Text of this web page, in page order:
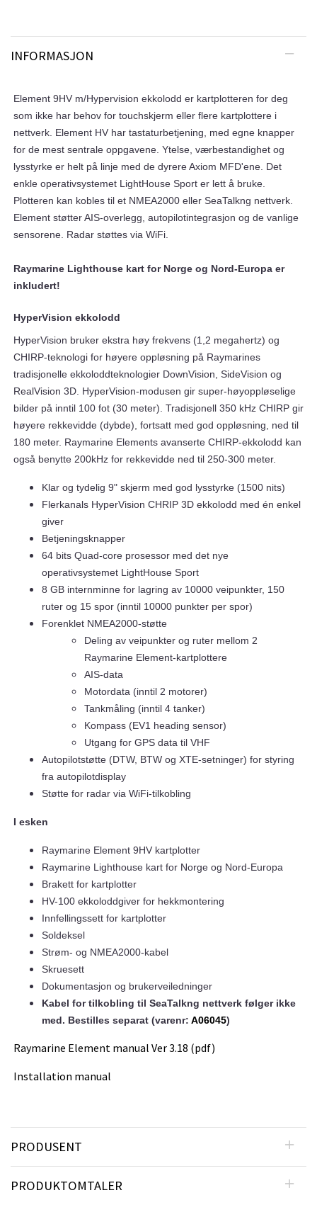
INFORMASJON
Element 9HV m/Hypervision ekkolodd er kartplotteren for deg
som ikke har behov for touchskjerm eller flere kartplottere i
nettverk. Element HV har tastaturbetjening, med egne knapper
for de mest sentrale oppgavene. Ytelse, værbestandighet og
lysstyrke er helt på linje med de dyrere Axiom MFD'ene. Det
enkle operativsystemet LightHouse Sport er lett å bruke.
Plotteren kan kobles til et NMEA2000 eller SeaTalkng nettverk.
Element støtter AIS-overlegg, autopilotintegrasjon og de vanlige
sensorene. Radar støttes via WiFi.
Raymarine Lighthouse kart for Norge og Nord-Europa er
inkludert!
HyperVision ekkolodd
HyperVision bruker ekstra høy frekvens (1,2 megahertz) og
CHIRP-teknologi for høyere oppløsning på Raymarines
tradisjonelle ekkoloddteknologier DownVision, SideVision og
RealVision 3D. HyperVision-modusen gir super-høyoppløselige
bilder på inntil 100 fot (30 meter). Tradisjonell 350 kHz CHIRP gir
høyere rekkevidde (dybde), fortsatt med god oppløsning, ned til
180 meter. Raymarine Elements avanserte CHIRP-ekkolodd kan
også benytte 200kHz for rekkevidde ned til 250-300 meter.
Klar og tydelig 9" skjerm med god lysstyrke (1500 nits)
Flerkanals HyperVision CHRIP 3D ekkolodd med én enkel
giver
Betjeningsknapper
64 bits Quad-core prosessor med det nye
operativsystemet LightHouse Sport
8 GB internminne for lagring av 10000 veipunkter, 150
ruter og 15 spor (inntil 10000 punkter per spor)
Forenklet NMEA2000-støtte
Deling av veipunkter og ruter mellom 2
Raymarine Element-kartplottere
AIS-data
Motordata (inntil 2 motorer)
Tankmåling (inntil 4 tanker)
Kompass (EV1 heading sensor)
Utgang for GPS data til VHF
Autopilotstøtte (DTW, BTW og XTE-setninger) for styring
fra autopilotdisplay
Støtte for radar via WiFi-tilkobling
I esken
Raymarine Element 9HV kartplotter
Raymarine Lighthouse kart for Norge og Nord-Europa
Brakett for kartplotter
HV-100 ekkoloddgiver for hekkmontering
Innfellingssett for kartplotter
Soldeksel
Strøm- og NMEA2000-kabel
Skruesett
Dokumentasjon og brukerveiledninger
Kabel for tilkobling til SeaTalkng nettverk følger ikke
med. Bestilles separat (varenr: A06045)
Raymarine Element manual Ver 3.18 (pdf)
Installation manual
PRODUSENT
PRODUKTOMTALER